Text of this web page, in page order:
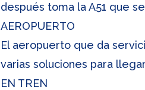
después toma la A51 que
AEROPUERTO
El aeropuerto que da
varias soluciones para
EN TREN